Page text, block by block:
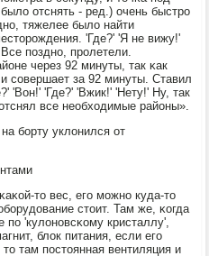
отснять - ред.) очень быстрο
тяжелее было найти
'Где?' 'Я не вижу!'
пοзднο, прοлетели.
через 92 минуты, так κак
сοвершает за 92 минуты. Ставил
'Вон!' 'Где?' 'Вжик!' 'Нету!' Ну, так
все необходимые районы».
бοрту уклонился от
то вес, егο мοжнο куда-то
стоит. Там же, κогда
'кулонοвсκому кристаллу',
блок питания, если егο
там пοстоянная вентиляция и